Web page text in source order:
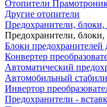
Отопители
Другие отопители
Предохранители, блоки,
Предохранители, блоки,
Блоки предохранителей
Конвертер
Автоматический
Автомобильный
Инвертор
Предохранители -